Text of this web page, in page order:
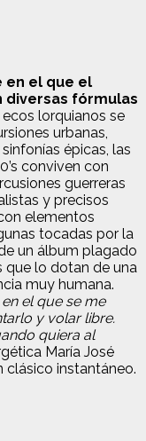
en el que el
fórmulas
ecos lorquianos se
urbanas,
épicas, las
conviven con
guerreras
y precisos
elementos
tocadas por la
un álbum plagado
que lo dotan de una
muy humana.
el que se me
y volar libre.
quiera al
María José
clásico instantáneo.